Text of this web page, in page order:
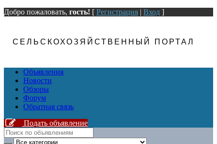
Добро пожаловать, гость! [ Регистрация | Вход ]
СЕЛЬСКОХОЗЯЙСТВЕННЫЙ ПОРТАЛ
Объявления
Новости
Обзоры
Форум
Обратная связь
Подать объявление